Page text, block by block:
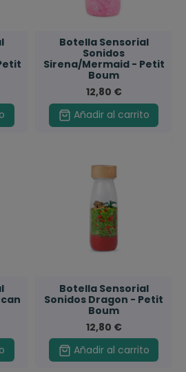
Botella Sensorial
Sonidos
Sirena/Mermaid - Petit
Boum
12,80 €
Añadir al carrito
Botella Sensorial
Sonidos Dragon - Petit
Boum
12,80 €
Añadir al carrito